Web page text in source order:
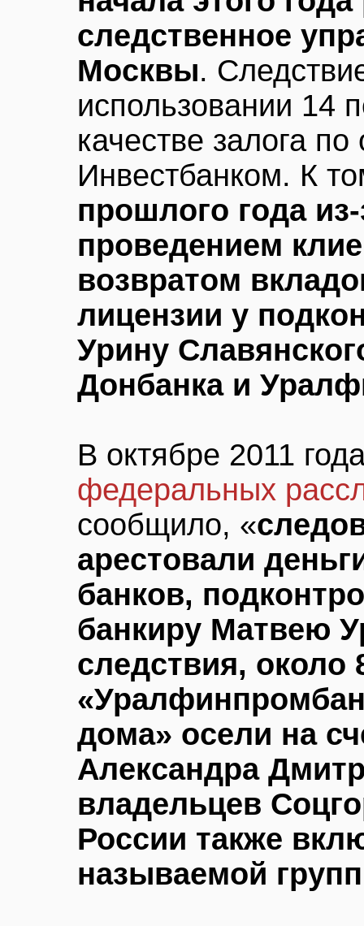
следственное
Москвы.
использовании 14
качестве залога
Инвестбанком. К
прошлого года
проведением
возвратом
лицензии у
Урину
Донбанка и
В октябре 2011
федеральных
сообщило, «
арестовали
банков,
банкиру Матвею
следствия, около
дома» осели на
Александра
владельцев
России также
называемой